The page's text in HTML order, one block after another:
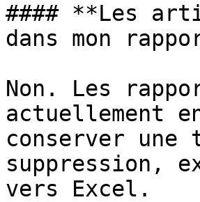
#### **Les
dans mon
Non. Les
actuellement
conserver
suppression,
vers Excel.